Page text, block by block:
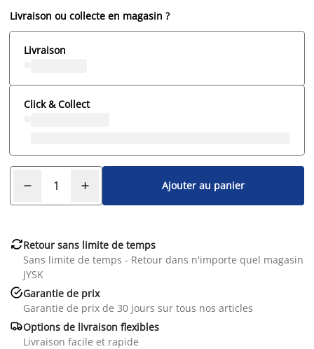
Livraison ou collecte en magasin ?
Livraison
Click & Collect
Ajouter au panier
Retour sans limite de temps
Sans limite de temps - Retour dans n'importe quel magasin
JYSK
Garantie de prix
Garantie de prix de 30 jours sur tous nos articles
Options de livraison flexibles
Livraison facile et rapide